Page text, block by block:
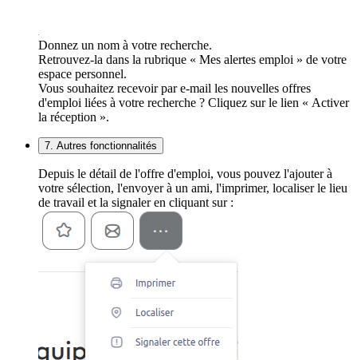
Donnez un nom à votre recherche.
Retrouvez-la dans la rubrique « Mes alertes emploi » de votre
espace personnel.
Vous souhaitez recevoir par e-mail les nouvelles offres
d'emploi liées à votre recherche ? Cliquez sur le lien « Activer
la réception ».
7. Autres fonctionnalités
Depuis le détail de l'offre d'emploi, vous pouvez l'ajouter à
votre sélection, l'envoyer à un ami, l'imprimer, localiser le lieu
de travail et la signaler en cliquant sur :